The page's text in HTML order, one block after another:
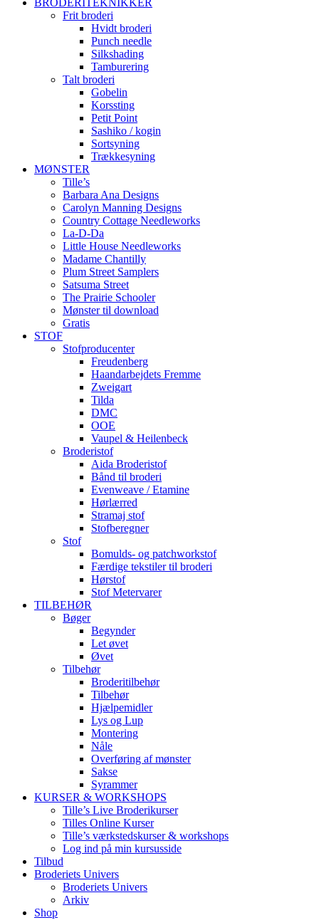
BRODERITEKNIKKER
Frit broderi
Hvidt broderi
Punch needle
Silkshading
Tamburering
Talt broderi
Gobelin
Korssting
Petit Point
Sashiko / kogin
Sortsyning
Trækkesyning
MØNSTER
Tille’s
Barbara Ana Designs
Carolyn Manning Designs
Country Cottage Needleworks
La-D-Da
Little House Needleworks
Madame Chantilly
Plum Street Samplers
Satsuma Street
The Prairie Schooler
Mønster til download
Gratis
STOF
Stofproducenter
Freudenberg
Haandarbejdets Fremme
Zweigart
Tilda
DMC
OOE
Vaupel & Heilenbeck
Broderistof
Aida Broderistof
Bånd til broderi
Evenweave / Etamine
Hørlærred
Stramaj stof
Stofberegner
Stof
Bomulds- og patchworkstof
Færdige tekstiler til broderi
Hørstof
Stof Metervarer
TILBEHØR
Bøger
Begynder
Let øvet
Øvet
Tilbehør
Broderitilbehør
Tilbehør
Hjælpemidler
Lys og Lup
Montering
Nåle
Overføring af mønster
Sakse
Syrammer
KURSER & WORKSHOPS
Tille’s Live Broderikurser
Tilles Online Kurser
Tille’s værkstedskurser & workshops
Log ind på min kursusside
Tilbud
Broderiets Univers
Broderiets Univers
Arkiv
Shop